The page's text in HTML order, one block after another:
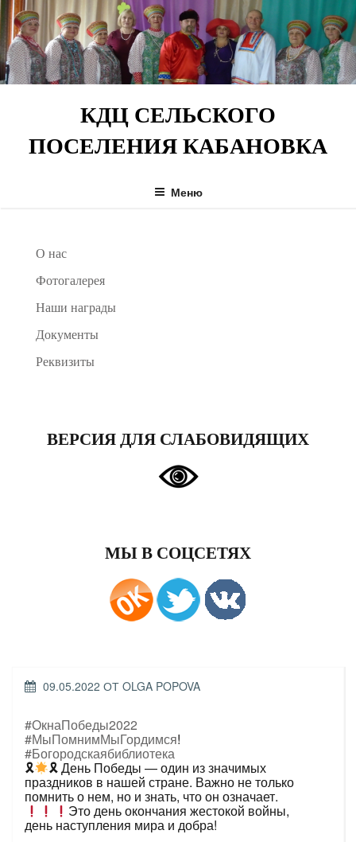
Перейти
к
содержимому
КДЦ СЕЛЬСКОГО
ПОСЕЛЕНИЯ КАБАНОВКА
Меню
О нас
Фотогалерея
Наши награды
Документы
Реквизиты
ВЕРСИЯ ДЛЯ СЛАБОВИДЯЩИХ
МЫ В СОЦСЕТЯХ
ОПУБЛИКОВАНО
09.05.2022 ОТ OLGA POPOVA
#ОкнаПобеды2022
#МыПомнимМыГордимся!
#Богородскаябиблиотека
🎗 🎗 День Победы — один из значимых
праздников в нашей стране. Важно не только
помнить о нем, но и знать, что он означает.
Это день окончания жестокой войны,
день наступления мира и добра!